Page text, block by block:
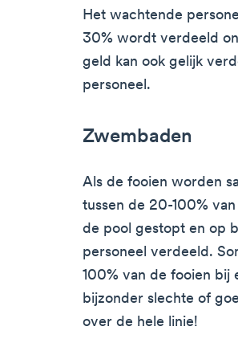
Het wachtende
30% wordt verdeeld
geld kan ook gelijk
personeel.
Zwembaden
Als de fooien worden
tussen de 20-100%
de pool gestopt en op
personeel verdeeld.
100% van de fooien bij
bijzonder slechte of
over de hele linie!